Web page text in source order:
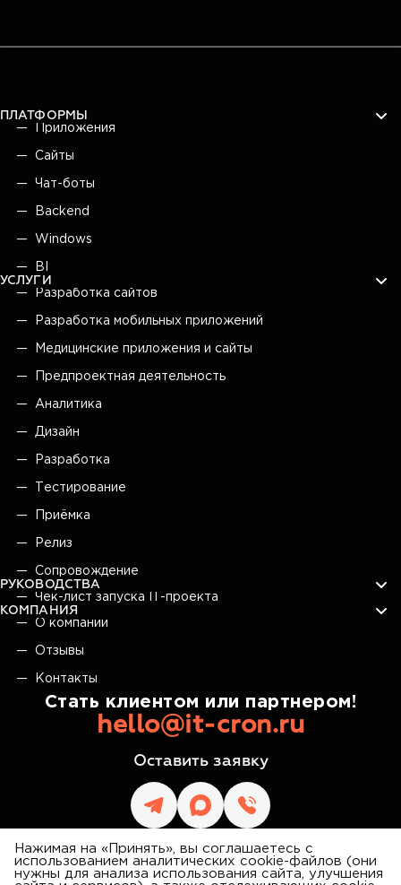
Нажимая на «Принять», вы соглашаетесь с
использованием аналитических cookie-файлов (они
нужны для анализа использования сайта, улучшения
ПЛАТФОРМЫ
Приложения
Сайты
Чат-боты
Backend
Windows
BI
УСЛУГИ
Разработка сайтов
Разработка мобильных приложений
Медицинские приложения и сайты
Предпроектная деятельность
Аналитика
Дизайн
Разработка
Тестирование
Приёмка
Релиз
Сопровождение
РУКОВОДСТВА
Чек-лист запуска IT-проекта
КОМПАНИЯ
О компании
Отзывы
Контакты
Стать клиентом или партнером!
hello@it-cron.ru
Оставить заявку